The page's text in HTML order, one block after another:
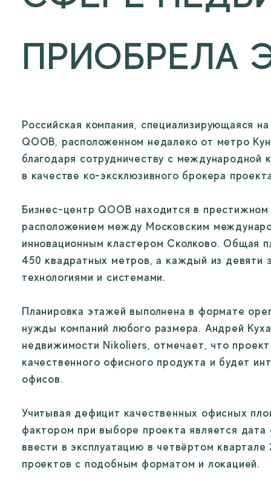
ПРИОБРЕЛА
Российская компания, специализирующаяся
QOOB, расположенном недалеко от метро
благодаря сотрудничеству с международной
в качестве ко-эксклюзивного брокера
Бизнес-центр QOOB находится в
расположением между Московским
инновационным кластером Сколково. Общая
450 квадратных метров, а каждый из
технологиями и системами.
Планировка этажей выполнена в формате
нужды компаний любого размера. Андрей
недвижимости Nikoliers, отмечает, что
качественного офисного продукта и будет
офисов.
Учитывая дефицит качественных офисных
фактором при выборе проекта является дата
ввести в эксплуатацию в четвёртом
проектов с подобным форматом и локацией.